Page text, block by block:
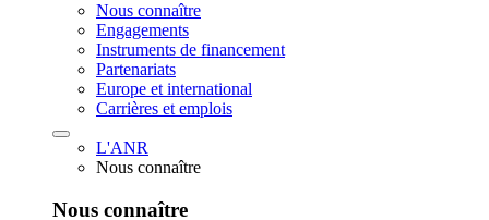
Nous connaître
Engagements
Instruments de financement
Partenariats
Europe et international
Carrières et emplois
L'ANR
Nous connaître
Nous connaître